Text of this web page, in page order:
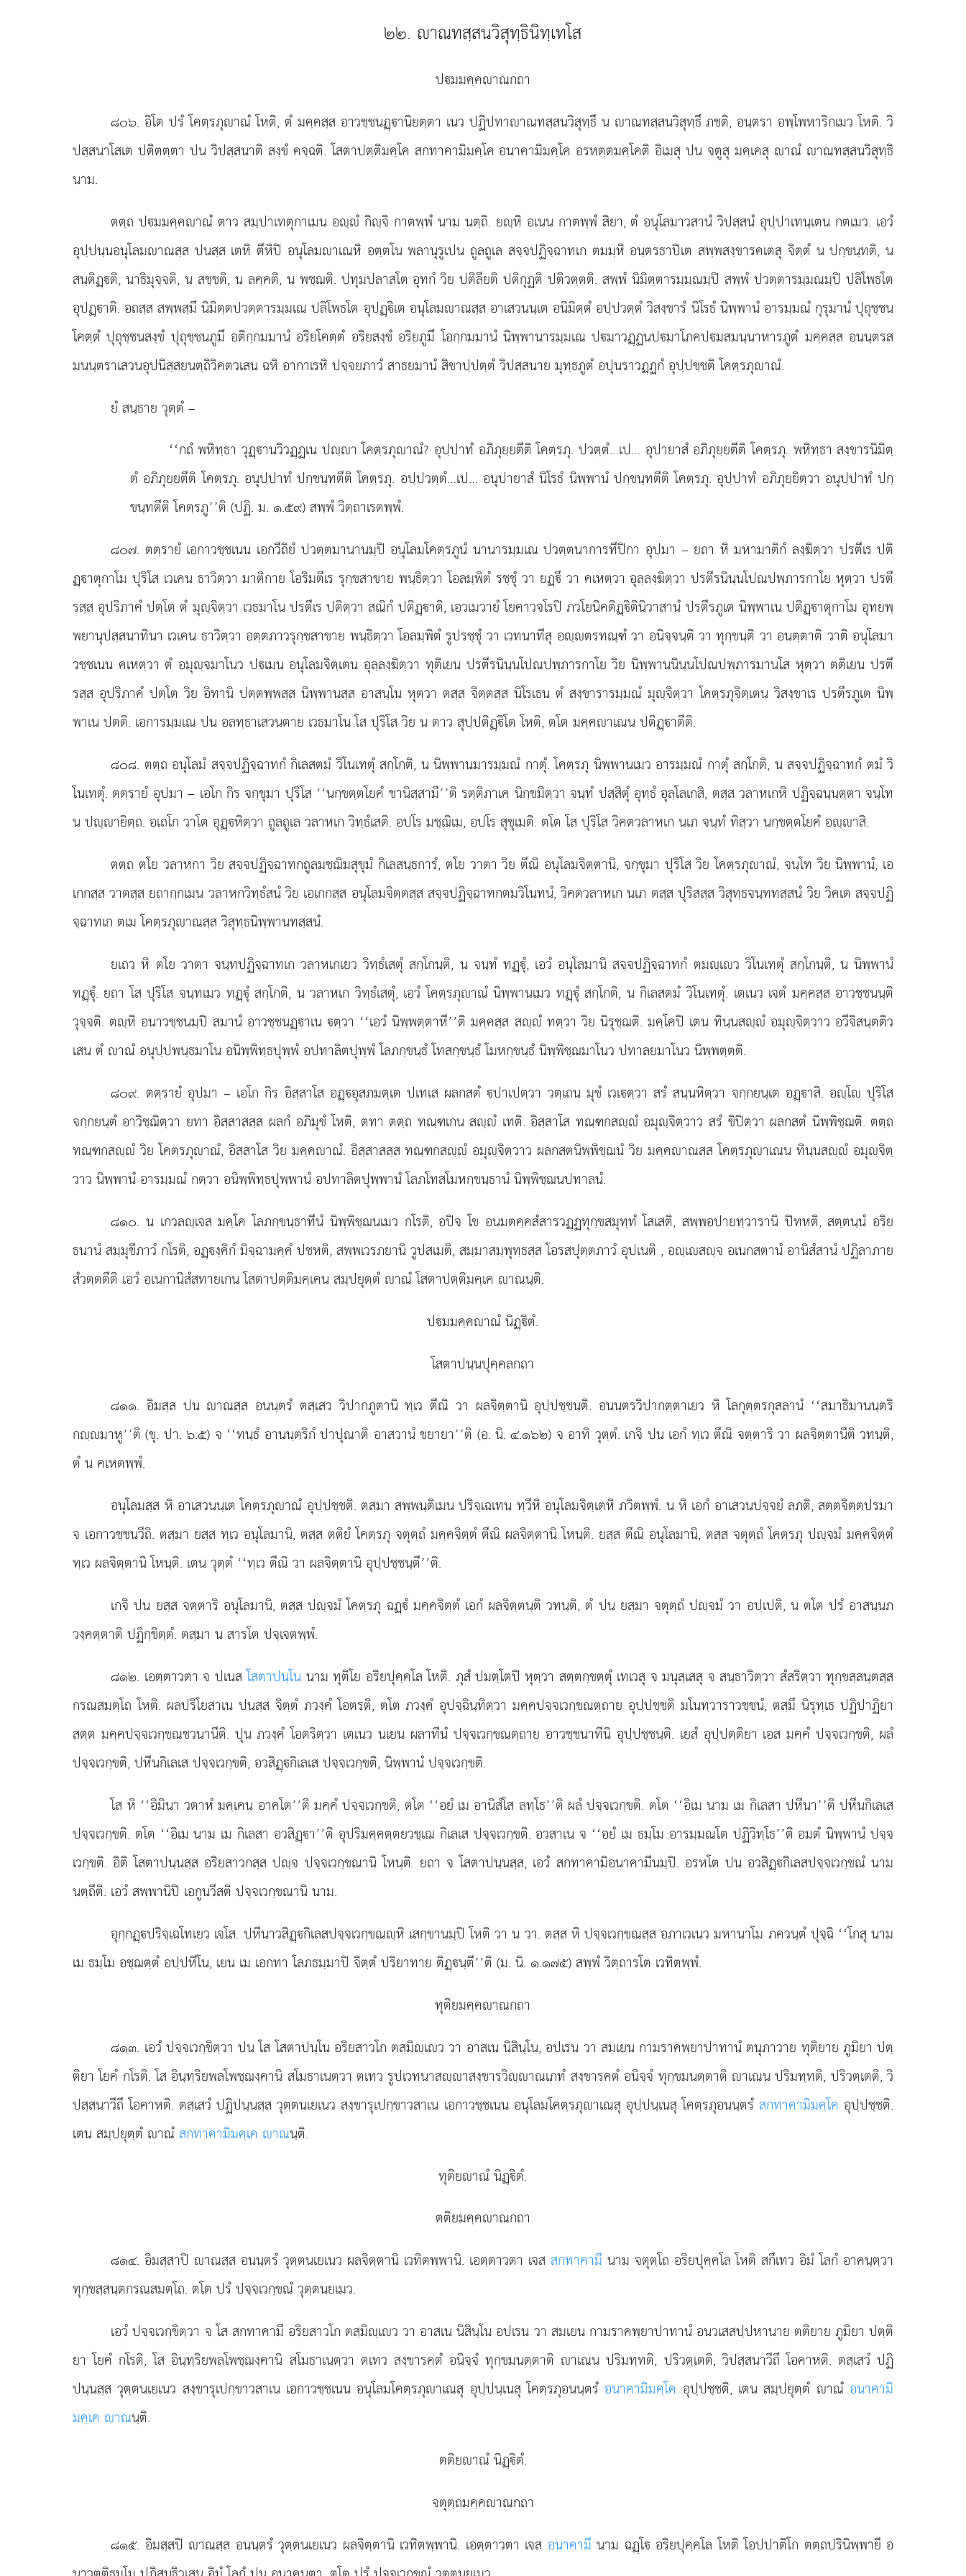
๒๒. าณทสฺสนวิสุทฺธินิทฺเทโส
ปมมคฺคาณกถา
๘๐๖. อิโตปรํ โคตฺรภุาณํ โหติ, ตํ มคฺคสฺส อาวชฺชนฏฺานิยตฺตา เนว ปฏิปทาาณทสฺสนวิสุทฺธึ น าณทสฺสนวิสุทฺธึ ภชติ, อนฺตรา อพฺโพหาริกเมว โหติ. วิ
ปสฺสนาโสเต ปติตตฺตา ปน วิปสฺสนาติ สงฺขํ คจฺฉติ. โสตาปตฺติมคฺโค สกทาคามิมคฺโค อนาคามิมคฺโค อรหตฺตมคฺโคติ อิเมสุ ปน จตูสุ มคฺเคสุ าณํ าณทสฺสนวิสุทฺธิ
นาม.
ตตฺถ ปมมคฺคาณํ ตาว สมฺปาเทตุกาเมน อฺํ กิฺจิ กาตพฺพํ นาม นตฺถิ. ยฺหิ อเนน กาตพฺพํ สิยา, ตํ อนุโลมาวสานํ วิปสฺสนํ อุปฺปาเทนฺเตน กตเมว. เอวํ
อุปฺปนฺนอนุโลมาณสฺส ปนสฺส เตหิ ตีหิปิ อนุโลมาเณหิ อตฺตโน พลานุรูเปน ถูลถูเล สจฺจปฏิจฺฉาทเก ตมมฺหิ อนฺตรธาปิเต สพฺพสงฺขารคเตสุ จิตฺตํ น ปกฺขนฺทติ, น
สนฺติฏฺติ, นาธิมุจฺจติ, น สชฺชติ, น ลคฺคติ, น พชฺฌติ. ปทุมปลาสโต อุทกํ วิย ปติลียติ ปติกุฏติ ปติวตฺตติ. สพฺพํ นิมิตฺตารมฺมณมฺปิ สพฺพํ ปวตฺตารมฺมณมฺปิ ปลิโพธโต
อุปฏฺาติ. อถสฺส สพฺพสฺมึ นิมิตฺตปวตฺตารมฺมเณ ปลิโพธโต อุปฏฺิเต อนุโลมาณสฺส อาเสวนนฺเต อนิมิตฺตํ อปฺปวตฺตํ วิสงฺขารํ นิโรธํ นิพฺพานํ อารมฺมณํ กุรุมานํ ปุถุชฺชน
โคตฺตํ ปุถุชฺชนสงฺขํ ปุถุชฺชนภูมึ อติกฺกมมานํ อริยโคตฺตํ อริยสงฺขํ อริยภูมึ โอกฺกมมานํ นิพฺพานารมฺมเณ ปมาวฏฺฏนปมาโภคปมสมนฺนาหารภูตํ มคฺคสฺส อนนฺตรส
มนนฺตราเสวนอุปนิสฺสยนตฺถิวิคตวเสน ฉหิ อากาเรหิ ปจฺจยภาวํ สาธยมานํ สิขาปฺปตฺตํ วิปสฺสนาย มุทฺธภูตํ อปุนราวฏฺฏกํ อุปฺปชฺชติ โคตฺรภุาณํ.
ยํ สนฺธาย วุตฺตํ –
‘‘กถํพหิทฺธา วุฏฺานวิวฏฺฏเน ปฺา โคตฺรภุาณํ? อุปฺปาทํ อภิภุยฺยตีติ โคตฺรภุ. ปวตฺตํ…เป… อุปายาสํ อภิภุยฺยตีติ โคตฺรภุ. พหิทฺธา สงฺขารนิมิตฺ
ตํ อภิภุยฺยตีติ โคตฺรภุ. อนุปฺปาทํ ปกฺขนฺทตีติ โคตฺรภุ. อปฺปวตฺตํ…เป… อนุปายาสํ นิโรธํ นิพฺพานํ ปกฺขนฺทตีติโคตฺรภุ. อุปฺปาทํ อภิภุยฺยิตฺวา อนุปฺปาทํ ปกฺ
ขนฺทตีติ โคตฺรภู’’ติ (ปฏิ. ม. ๑.๕๙) สพฺพํ วิตฺถาเรตพฺพํ.
๘๐๗. ตตฺรายํ เอกาวชฺชเนน เอกวีถิยํ ปวตฺตมานานมฺปิ อนุโลมโคตฺรภูนํ นานารมฺมเณ ปวตฺตนาการทีปิกา อุปมา – ยถา หิ มหามาติกํ ลงฺฆิตฺวา ปรตีเร ปติ
ฏฺาตุกาโม ปุริโส เวเคน ธาวิตฺวา มาติกาย โอริมตีเร รุกฺขสาขาย พนฺธิตฺวา โอลมฺพิตํ รชฺชุํ วา ยฏฺึ วา คเหตฺวา อุลฺลงฺฆิตฺวา ปรตีรนินฺนโปณปพฺภารกาโย หุตฺวา ปรตี
รสฺส อุปริภาคํ ปตฺโต ตํ มุฺจิตฺวา เวธมาโน ปรตีเร ปติตฺวา สณิกํ ปติฏฺาติ, เอวเมวายํ โยคาวจโรปิ ภวโยนิคติฏฺิตินิวาสานํ ปรตีรภูเต นิพฺพาเน ปติฏฺาตุกาโม อุทยพฺ
พยานุปสฺสนาทินา เวเคน ธาวิตฺวา อตฺตภาวรุกฺขสาขาย พนฺธิตฺวา โอลมฺพิตํ รูปรชฺชุํ วา เวทนาทีสุ อฺตรทณฺฑํ วา อนิจฺจนฺติ วา ทุกฺขนฺติ วา อนตฺตาติ วาติ อนุโลมา
วชฺชเนน คเหตฺวา ตํ อมุฺจมาโนว ปเมน อนุโลมจิตฺเตน อุลฺลงฺฆิตฺวา ทุติเยน ปรตีรนินฺนโปณปพฺภารกาโย วิย นิพฺพานนินฺนโปณปพฺภารมานโส หุตฺวา ตติเยน ปรตี
รสฺส อุปริภาคํ ปตฺโต วิย อิทานิ ปตฺตพฺพสฺส นิพฺพานสฺส อาสนฺโน หุตฺวา ตสฺส จิตฺตสฺส นิโรเธน ตํ สงฺขารารมฺมณํ มุฺจิตฺวา โคตฺรภุจิตฺเตน วิสงฺขาเร ปรตีรภูเต นิพฺ
พาเน ปตติ. เอการมฺมเณ ปน อลทฺธาเสวนตาย เวธมาโน โส ปุริโส วิย น ตาว สุปฺปติฏฺิโต โหติ, ตโต มคฺคาเณน ปติฏฺาตีติ.
๘๐๘. ตตฺถ อนุโลมํ สจฺจปฏิจฺฉาทกํ กิเลสตมํ วิโนเทตุํ สกฺโกติ, น นิพฺพานมารมฺมณํ กาตุํ. โคตฺรภุ นิพฺพานเมว อารมฺมณํ กาตุํ สกฺโกติ, น สจฺจปฏิจฺฉาทกํ ตมํ วิ
โนเทตุํ. ตตฺรายํ อุปมา – เอโก กิร จกฺขุมา ปุริโส ‘‘นกฺขตฺตโยคํ ชานิสฺสามี’’ติ รตฺติภาเค นิกฺขมิตฺวา จนฺทํ ปสฺสิตุํ อุทฺธํ อุลฺโลเกสิ, ตสฺส วลาหเกหิ ปฏิจฺฉนฺนตฺตา จนฺโท
น ปฺายิตฺถ. อเถโก วาโต อุฏฺหิตฺวา ถูลถูเล วลาหเก วิทฺธํเสติ. อปโร มชฺฌิเม, อปโร สุขุเมติ. ตโต โส ปุริโส วิคตวลาหเก นเภ จนฺทํ ทิสฺวา นกฺขตฺตโยคํ อฺาสิ.
ตตฺถ ตโย วลาหกา วิย สจฺจปฏิจฺฉาทกถูลมชฺฌิมสุขุมํ กิเลสนฺธการํ, ตโย วาตา วิย ตีณิ อนุโลมจิตฺตานิ, จกฺขุมา ปุริโส วิย โคตฺรภุาณํ, จนฺโท วิย นิพฺพานํ, เอ
เกกสฺส วาตสฺส ยถากฺกเมน วลาหกวิทฺธํสนํ วิย เอเกกสฺส อนุโลมจิตฺตสฺส สจฺจปฏิจฺฉาทกตมวิโนทนํ, วิคตวลาหเก นเภ ตสฺส ปุริสสฺส วิสุทฺธจนฺททสฺสนํ วิย วิคเต สจฺจปฏิ
จฺฉาทเก ตเม โคตฺรภุาณสฺส วิสุทฺธนิพฺพานทสฺสนํ.
ยเถว หิ ตโย วาตา จนฺทปฏิจฺฉาทเก วลาหเกเยว วิทฺธํเสตุํ สกฺโกนฺติ, น จนฺทํ ทฏฺุํ, เอวํ อนุโลมานิ สจฺจปฏิจฺฉาทกํ ตมฺเว วิโนเทตุํ สกฺโกนฺติ, น นิพฺพานํ
ทฏฺุํ. ยถา โส ปุริโส จนฺทเมว ทฏฺุํ สกฺโกติ, น วลาหเก วิทฺธํเสตุํ, เอวํ โคตฺรภุาณํ นิพฺพานเมว ทฏฺุํ สกฺโกติ, น กิเลสตมํ วิโนเทตุํ. เตเนว เจตํ มคฺคสฺส อาวชฺชนนฺติ
วุจฺจติ. ตฺหิ อนาวชฺชนมฺปิ สมานํ อาวชฺชนฏฺาเน ตฺวา ‘‘เอวํ นิพฺพตฺตาหี’’ติ มคฺคสฺส สฺํ ทตฺวา วิย นิรุชฺฌติ. มคฺโคปิ เตน ทินฺนสฺํ อมุฺจิตฺวาว อวีจิสนฺตติว
เสน ตํ าณํ อนุปฺปพนฺธมาโน อนิพฺพิทฺธปุพฺพํ อปทาลิตปุพฺพํ โลภกฺขนฺธํ โทสกฺขนฺธํ โมหกฺขนฺธํ นิพฺพิชฺฌมาโนว ปทาลยมาโนว นิพฺพตฺตติ.
๘๐๙. ตตฺรายํ อุปมา – เอโก กิร อิสฺสาโส อฏฺอุสภมตฺเต ปเทเส ผลกสตํ ปาเปตฺวา วตฺเถน มุขํ เวเตฺวา สรํ สนฺนหิตฺวา จกฺกยนฺเต อฏฺาสิ. อฺโ ปุริโส
จกฺกยนฺตํ อาวิชฺฌิตฺวา ยทา อิสฺสาสสฺส ผลกํ อภิมุขํ โหติ, ตทา ตตฺถ ทณฺฑเกน สฺํ เทติ. อิสฺสาโส ทณฺฑกสฺํ อมุฺจิตฺวาว สรํ ขิปิตฺวา ผลกสตํ นิพฺพิชฺฌติ. ตตฺถ
ทณฺฑกสฺํ วิย โคตฺรภุาณํ, อิสฺสาโส วิย มคฺคาณํ. อิสฺสาสสฺส ทณฺฑกสฺํ อมุฺจิตฺวาว ผลกสตนิพฺพิชฺฌนํ วิย มคฺคาณสฺส โคตฺรภุาเณน ทินฺนสฺํ อมุฺจิตฺ
วาว นิพฺพานํ อารมฺมณํ กตฺวา อนิพฺพิทฺธปุพฺพานํ อปทาลิตปุพฺพานํ โลภโทสโมหกฺขนฺธานํ นิพฺพิชฺฌนปทาลนํ.
๘๑๐. น เกวลฺเจส มคฺโค โลภกฺขนฺธาทีนํ นิพฺพิชฺฌนเมว กโรติ, อปิจ โข อนมตคฺคสํสารวฏฺฏทุกฺขสมุทฺทํ โสเสติ, สพฺพอปายทฺวารานิ ปิทหติ, สตฺตนฺนํ อริย
ธนานํ สมฺมุขีภาวํ กโรติ, อฏฺงฺคิกํ มิจฺฉามคฺคํ ปชหติ, สพฺพเวรภยานิ วูปสเมติ, สมฺมาสมฺพุทฺธสฺส โอรสปุตฺตภาวํ อุปเนติ , อฺเสฺจ อเนกสตานํ อานิสํสานํ ปฏิลาภาย
สํวตฺตตีติ เอวํ อเนกานิสํสทายเกน โสตาปตฺติมคฺเคน สมฺปยุตฺตํ าณํ โสตาปตฺติมคฺเค าณนฺติ.
ปมมคฺคาณํ นิฏฺิตํ.
โสตาปนฺนปุคฺคลกถา
๘๑๑. อิมสฺส ปน าณสฺส อนนฺตรํ ตสฺเสว วิปากภูตานิ ทฺเว ตีณิ วา ผลจิตฺตานิ อุปฺปชฺชนฺติ. อนนฺตรวิปากตฺตาเยว หิ โลกุตฺตรกุสลานํ ‘‘สมาธิมานนฺตริ
กฺมาหู’’ติ (ขุ. ปา. ๖.๕) จ ‘‘ทนฺธํ อานนฺตริกํ ปาปุณาติ อาสวานํ ขยายา’’ติ (อ. นิ. ๔.๑๖๒) จ อาทิ วุตฺตํ. เกจิ ปน เอกํ ทฺเว ตีณิ จตฺตาริ วา ผลจิตฺตานีติ วทนฺติ,
ตํ น คเหตพฺพํ.
อนุโลมสฺส หิ อาเสวนนฺเต โคตฺรภุาณํ อุปฺปชฺชติ. ตสฺมา สพฺพนฺติเมน ปริจฺเฉเทน ทฺวีหิ อนุโลมจิตฺเตหิ ภวิตพฺพํ. น หิ เอกํ อาเสวนปจฺจยํ ลภติ, สตฺตจิตฺตปรมา
จ เอกาวชฺชนวีถิ. ตสฺมา ยสฺส ทฺเว อนุโลมานิ, ตสฺส ตติยํ โคตฺรภุ จตุตฺถํ มคฺคจิตฺตํ ตีณิ ผลจิตฺตานิ โหนฺติ. ยสฺส ตีณิ อนุโลมานิ, ตสฺส จตุตฺถํ โคตฺรภุ ปฺจมํ มคฺคจิตฺตํ
ทฺเว ผลจิตฺตานิ โหนฺติ. เตน วุตฺตํ ‘‘ทฺเว ตีณิ วา ผลจิตฺตานิ อุปฺปชฺชนฺตี’’ติ.
เกจิ ปน ยสฺส จตฺตาริ อนุโลมานิ, ตสฺส ปฺจมํ โคตฺรภุ ฉฏฺํ มคฺคจิตฺตํ เอกํ ผลจิตฺตนฺติ วทนฺติ, ตํ ปน ยสฺมา จตุตฺถํ ปฺจมํ วา อปฺเปติ, น ตโต ปรํ อาสนฺนภ
วงฺคตฺตาติ ปฏิกฺขิตฺตํ. ตสฺมา น สารโต ปจฺเจตพฺพํ.
๘๑๒. เอตฺตาวตา จ ปเนสโสตาปนฺโน นาม ทุติโย อริยปุคฺคโล โหติ. ภุสํ ปมตฺโตปิ หุตฺวา สตฺตกฺขตฺตุํ เทเวสุ จ มนุสฺเสสุ จ สนฺธาวิตฺวา สํสริตฺวา ทุกฺขสฺสนฺตสฺส
กรณสมตฺโถ โหติ. ผลปริโยสาเน ปนสฺส จิตฺตํ ภวงฺคํ โอตรติ, ตโต ภวงฺคํ อุปจฺฉินฺทิตฺวา มคฺคปจฺจเวกฺขณตฺถาย อุปฺปชฺชติ มโนทฺวาราวชฺชนํ, ตสฺมึ นิรุทฺเธ ปฏิปาฏิยา
สตฺต มคฺคปจฺจเวกฺขณชวนานีติ. ปุน ภวงฺคํ โอตริตฺวา เตเนว นเยน ผลาทีนํ ปจฺจเวกฺขณตฺถาย อาวชฺชนาทีนิ อุปฺปชฺชนฺติ. เยสํ อุปฺปตฺติยา เอส มคฺคํ ปจฺจเวกฺขติ, ผลํ
ปจฺจเวกฺขติ, ปหีนกิเลเส ปจฺจเวกฺขติ, อวสิฏฺกิเลเส ปจฺจเวกฺขติ, นิพฺพานํ ปจฺจเวกฺขติ.
โส หิ ‘‘อิมินา วตาหํ มคฺเคน อาคโต’’ติ มคฺคํ ปจฺจเวกฺขติ, ตโต ‘‘อยํ เม อานิสํโส ลทฺโธ’’ติ ผลํ ปจฺจเวกฺขติ. ตโต ‘‘อิเม นาม เม กิเลสา ปหีนา’’ติ ปหีนกิเลเส
ปจฺจเวกฺขติ. ตโต ‘‘อิเม นาม เม กิเลสา อวสิฏฺา’’ติ อุปริมคฺคตฺตยวชฺเฌ กิเลเส ปจฺจเวกฺขติ. อวสาเน จ ‘‘อยํ เม ธมฺโม อารมฺมณโต ปฏิวิทฺโธ’’ติ อมตํ นิพฺพานํ ปจฺจ
เวกฺขติ. อิติ โสตาปนฺนสฺส อริยสาวกสฺส ปฺจ ปจฺจเวกฺขณานิ โหนฺติ. ยถา จ โสตาปนฺนสฺส, เอวํ สกทาคามิอนาคามีนมฺปิ. อรหโต ปน อวสิฏฺกิเลสปจฺจเวกฺขณํ นาม
นตฺถีติ. เอวํ สพฺพานิปิ เอกูนวีสติ ปจฺจเวกฺขณานิ นาม.
อุกฺกฏฺปริจฺเฉโทเยว เจโส. ปหีนาวสิฏฺกิเลสปจฺจเวกฺขณฺหิ เสกฺขานมฺปิ โหติ วา น วา. ตสฺส หิ ปจฺจเวกฺขณสฺส อภาเวเนว มหานาโม ภควนฺตํ ปุจฺฉิ ‘‘โกสุ นาม
เม ธมฺโม อชฺฌตฺตํ อปฺปหีโน, เยน เม เอกทา โลภธมฺมาปิ จิตฺตํ ปริยาทาย ติฏฺนฺตี’’ติ (ม. นิ. ๑.๑๗๕) สพฺพํ วิตฺถารโต เวทิตพฺพํ.
ทุติยมคฺคาณกถา
๘๑๓. เอวํ ปจฺจเวกฺขิตฺวา ปน โส โสตาปนฺโน อริยสาวโก ตสฺมิฺเว วา อาสเน นิสินฺโน, อปเรน วา สมเยน กามราคพฺยาปาทานํ ตนุภาวาย ทุติยาย ภูมิยา ปตฺ
ติยา โยคํ กโรติ. โส อินฺทฺริยพลโพชฺฌงฺคานิ สโมธาเนตฺวา ตเทว รูปเวทนาสฺาสงฺขารวิฺาณเภทํ สงฺขารคตํ อนิจฺจํ ทุกฺขมนตฺตาติ าเณน ปริมทฺทติ, ปริวตฺเตติ, วิ
ปสฺสนาวีถึ โอคาหติ. ตสฺเสวํ ปฏิปนฺนสฺส วุตฺตนเยเนว สงฺขารุเปกฺขาวสาเน เอกาวชฺชเนน อนุโลมโคตฺรภุาเณสุ อุปฺปนฺเนสุ โคตฺรภุอนนฺตรํสกทาคามิมคฺโค อุปฺปชฺชติ.
เตน สมฺปยุตฺตํ าณํสกทาคามิมคฺเค าณนฺติ.
ทุติยาณํ นิฏฺิตํ.
ตติยมคฺคาณกถา
๘๑๔. อิมสฺสาปิ าณสฺส อนนฺตรํ วุตฺตนเยเนว ผลจิตฺตานิ เวทิตพฺพานิ. เอตฺตาวตา เจส สกทาคามี นาม จตุตฺโถ อริยปุคฺคโล โหติ สกึเทว อิมํ โลกํ อาคนฺตฺวา
ทุกฺขสฺสนฺตกรณสมตฺโถ. ตโต ปรํ ปจฺจเวกฺขณํ วุตฺตนยเมว.
เอวํ ปจฺจเวกฺขิตฺวา จ โส สกทาคามี อริยสาวโก ตสฺมิฺเว วา อาสเน นิสินฺโน อปเรน วา สมเยน กามราคพฺยาปาทานํ อนวเสสปฺปหานาย ตติยาย ภูมิยา ปตฺติ
ยา โยคํ กโรติ, โส อินฺทฺริยพลโพชฺฌงฺคานิ สโมธาเนตฺวา ตเทว สงฺขารคตํ อนิจฺจํ ทุกฺขมนตฺตาติ าเณน ปริมทฺทติ, ปริวตฺเตติ, วิปสฺสนาวีถึ โอคาหติ. ตสฺเสวํ ปฏิ
ปนฺนสฺส วุตฺตนเยเนว สงฺขารุเปกฺขาวสาเน เอกาวชฺชเนน อนุโลมโคตฺรภุาเณสุ อุปฺปนฺเนสุ โคตฺรภุอนนฺตรํ อนาคามิมคฺโค อุปฺปชฺชติ, เตน สมฺปยุตฺตํ าณํ อนาคามิ
มคฺเค าณนฺติ.
ตติยาณํ นิฏฺิตํ.
จตุตฺถมคฺคาณกถา
๘๑๕. อิมสฺสปิ าณสฺส อนนฺตรํ วุตฺตนเยเนว ผลจิตฺตานิ เวทิตพฺพานิ. เอตฺตาวตา เจส อนาคามี นาม ฉฏฺโ อริยปุคฺคโล โหติ โอปปาติโก ตตฺถปรินิพฺพายี อ